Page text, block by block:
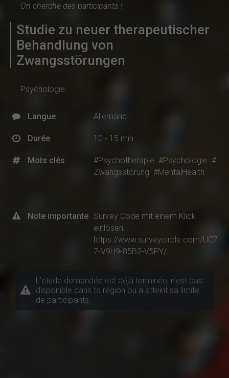
On cherche des participants !
Studie zu neuer therapeutischer
Behandlung von
Zwangsstörungen
Psychologie
Langue Allemand
Durée 10 - 15 min
Mots clés #Psychotherapie #Psychologie #
Zwangsstörung #MentalHealth
Note importante Survey Code mit einem Klick
einlösen:
https://www.surveycircle.com/UC7
7-V9H9-85B2-V5PY/
L’étude demandée est déjà terminée, n’est pas
disponible dans ta région ou a atteint sa limite
de participants.